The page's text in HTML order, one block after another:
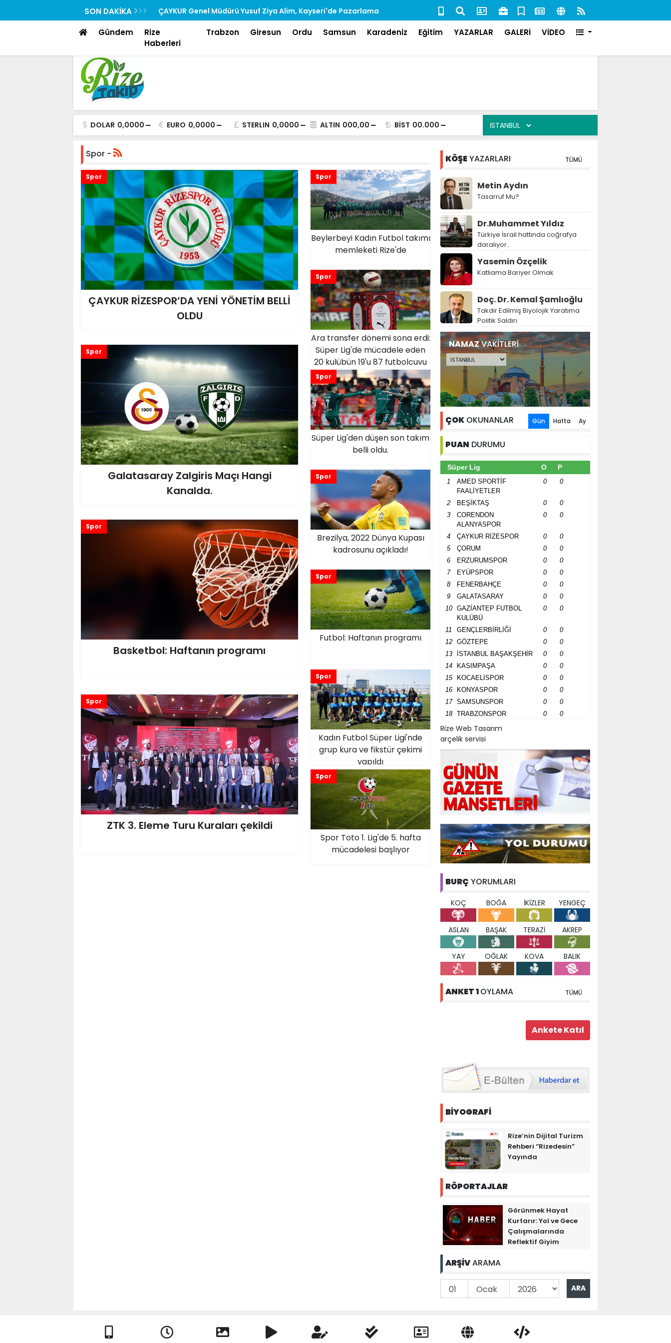
SON DAKİKA
“Rizedesin” Yayında
ÇAYKUR Genel Müdürü Yusuf Ziya Alim, Kayseri'de Pazarlama
Toplantısına Katıldı
Rize'de Aranan 84 Şahıs Yakalandı: 51'i Cezaevine Gönderildi
Gündem
Rize
Haberleri
Trabzon Giresun Ordu Samsun Karadeniz Eğitim YAZARLAR GALERİ VİDEO
DOLAR 0,0000 EURO 0,0000 STERLIN 0,0000 ALTIN 000,00 BİST 00.000
Spor -
Spor
ÇAYKUR RİZESPOR’DA YENİ YÖNETİM BELLİ
OLDU
Spor
Beylerbeyi Kadın Futbol takımı
memleketi Rize'de
Spor
Ara transfer dönemi sona erdi:
Süper Lig'de mücadele eden
20 kulübün 19'u 87 futbolcuyu
kadrosuna kattı
Spor
Galatasaray Zalgiris Maçı Hangi
Kanalda.
Spor
Süper Lig'den düşen son takım
belli oldu.
Spor
Brezilya, 2022 Dünya Kupası
kadrosunu açıkladı!
Spor
Basketbol: Haftanın programı
Spor
Futbol: Haftanın programı
Spor
Kadın Futbol Süper Ligi'nde
grup kura ve fikstür çekimi
yapıldı
Spor
ZTK 3. Eleme Turu Kuraları çekildi
Spor
Spor Toto 1. Lig'de 5. hafta
mücadelesi başlıyor
KÖŞEYAZARLARI TÜMÜ
Metin Aydın
Tasarruf Mu?
Dr.Muhammet Yıldız
Türkiye İsrail hattında coğrafya
daralıyor..
Yasemin Özçelik
Katliama Bariyer Olmak
Doç. Dr. Kemal Şamlıoğlu
Takdir Edilmiş Biyolojik Yaratıma
Politik Saldırı
NAMAZVAKİTLERİ
ÇOK OKUNANLAR Gün Hafta Ay
PUAN DURUMU
Süper Lig O P
1
AMED SPORTİF
FAALİYETLER
0 0
2 BEŞİKTAŞ 0
0
3
CORENDON
ALANYASPOR
0 0
4 ÇAYKUR RİZESPOR 0
0
5
ÇORUM 0
0
6
ERZURUMSPOR 0
0
7
EYÜPSPOR 0
0
8
FENERBAHÇE 0
0
9
GALATASARAY 0
0
10
GAZİANTEP FUTBOL
KULÜBÜ
0 0
11 GENÇLERBİRLİĞİ 0
0
12
GÖZTEPE 0
0
13
İSTANBUL BAŞAKŞEHİR 0
0
14
KASIMPAŞA 0
0
15
KOCAELİSPOR 0
0
16
KONYASPOR 0
0
17
SAMSUNSPOR 0
0
18
TRABZONSPOR 0 0
Rize Web Tasarım
arçelik servisi
BURÇ YORUMLARI
KOÇ BOĞA İKİZLER YENGEÇ
ASLAN BAŞAK TERAZİ AKREP
YAY OĞLAK KOVA BALIK
ANKET 1OYLAMA TÜMÜ
BİYOGRAFİ
Rize’nin Dijital Turizm
Rehberi “Rizedesin”
Yayında
RÖPORTAJLAR
Görünmek Hayat
Kurtarır: Yol ve Gece
Çalışmalarında
Reflektif Giyim
ARŞİVARAMA